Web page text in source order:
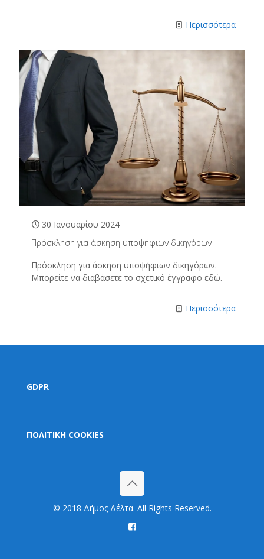
Περισσότερα
30 Ιανουαρίου 2024
Πρόσκληση για άσκηση υποψήφιων δικηγόρων
Πρόσκληση για άσκηση υποψήφιων δικηγόρων.
Μπορείτε να διαβάσετε το σχετικό έγγραφο εδώ.
Περισσότερα
GDPR
ΠΟΛΙΤΙΚΗ COOKIES
© 2018 Δήμος Δέλτα. All Rights Reserved.